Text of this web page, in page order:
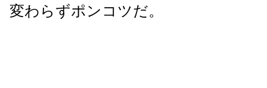
変わらずポンコツだ。